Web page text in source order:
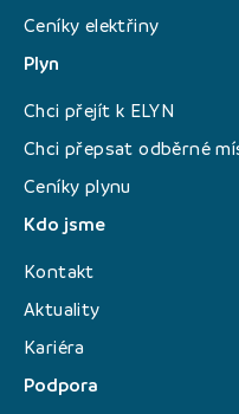
Ceníky elektřiny
Plyn
Chci přejít k ELYN
Chci přepsat odběrné
Ceníky plynu
Kdo jsme
Kontakt
Aktuality
Kariéra
Podpora